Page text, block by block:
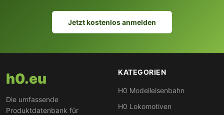
Jetzt kostenlos anmelden
h0.eu
Die umfassende
Produktdatenbank für
KATEGORIEN
H0 Modelleisenbahn
H0 Lokomotiven